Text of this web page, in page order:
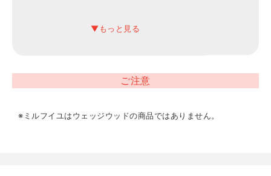
保存方法
ご注意
※ミルフイユはウェッジウッドの商品ではありません。